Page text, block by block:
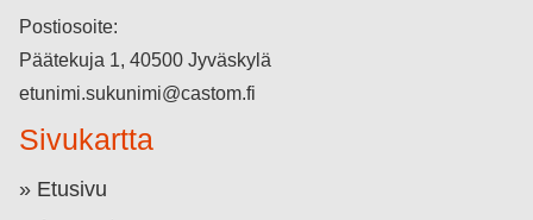
Postiosoite:
Päätekuja 1, 40500 Jyväskylä
etunimi.sukunimi@castom.fi
Sivukartta
Etusivu